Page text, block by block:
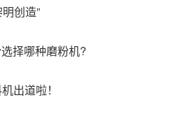
明创造”
择哪种磨粉机?
出道啦！